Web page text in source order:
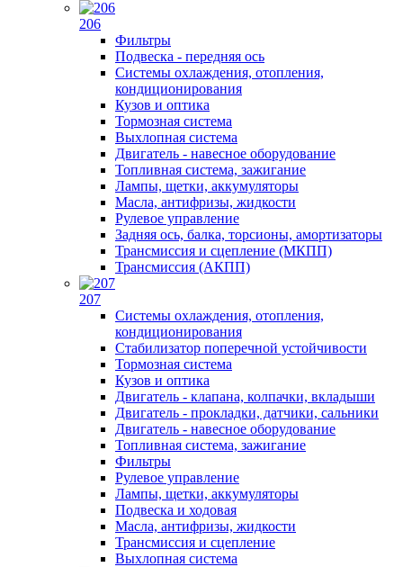
206
Фильтры
Подвеска - передняя ось
Системы охлаждения, отопления,
кондиционирования
Кузов и оптика
Тормозная система
Выхлопная система
Двигатель - навесное оборудование
Топливная система, зажигание
Лампы, щетки, аккумуляторы
Масла, антифризы, жидкости
Рулевое управление
Задняя ось, балка, торсионы, амортизаторы
Трансмиссия и сцепление (МКПП)
Трансмиссия (АКПП)
207
Системы охлаждения, отопления,
кондиционирования
Стабилизатор поперечной устойчивости
Тормозная система
Кузов и оптика
Двигатель - клапана, колпачки, вкладыши
Двигатель - прокладки, датчики, сальники
Двигатель - навесное оборудование
Топливная система, зажигание
Фильтры
Рулевое управление
Лампы, щетки, аккумуляторы
Подвеска и ходовая
Масла, антифризы, жидкости
Трансмиссия и сцепление
Выхлопная система